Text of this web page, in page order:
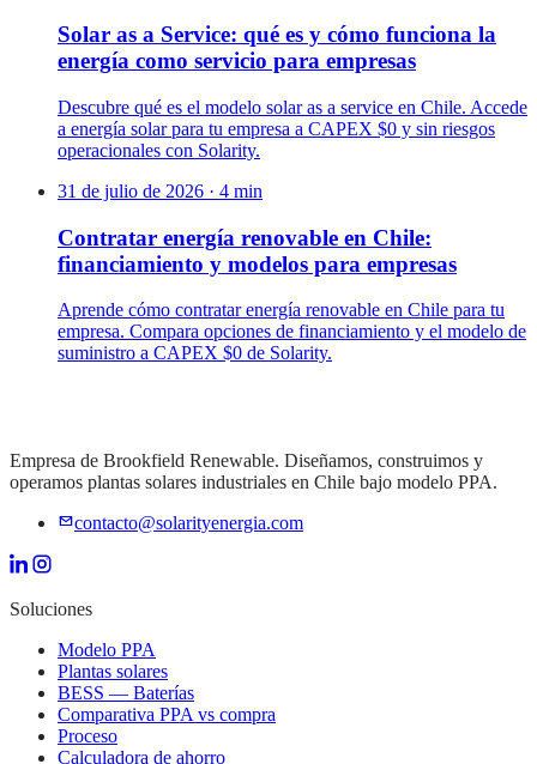
Solar as a Service: qué es y cómo funciona la
energía como servicio para empresas
Descubre qué es el modelo solar as a service en Chile. Accede
a energía solar para tu empresa a CAPEX $0 y sin riesgos
operacionales con Solarity.
31 de julio de 2026 · 4 min
Contratar energía renovable en Chile:
financiamiento y modelos para empresas
Aprende cómo contratar energía renovable en Chile para tu
empresa. Compara opciones de financiamiento y el modelo de
suministro a CAPEX $0 de Solarity.
Empresa de Brookfield Renewable. Diseñamos, construimos y
operamos plantas solares industriales en Chile bajo modelo PPA.
contacto@solarityenergia.com
Soluciones
Modelo PPA
Plantas solares
BESS — Baterías
Comparativa PPA vs compra
Proceso
Calculadora de ahorro